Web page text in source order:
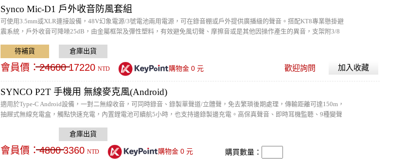
Synco Mic-D1 戶外收音防風套組
可使用3.5mm或XLR連接設備，48V幻象電源/3號電池兩用電源，可在錄音棚或戶外提供廣播級的聲音。搭配KT8專業懸掛避
震系統，戶外收音可降噪25dB，由金屬框架及彈性塑料，有效避免風切聲、摩擦音或是其他因操作產生的異音，支架附3/8
會員價：24600 17220 NTD 購物金 0元 歡迎詢問 加入收藏
SYNCO P2T 手機用 無線麥克風(Android)
適用於Type-C Android設備，一對二無線收音，可同時錄音、錄製單聲道/立體聲，免去繁瑣後期處理，傳輸距離可達150m，
抽屜式無線充電盒，觸點快速充電，內置鋰電池可續航5小時，也支持邊錄製邊充電。高保真聲音、即時耳機監聽、9種變聲
會員價：4800 3360 NTD 購物金 0元 購買數量：